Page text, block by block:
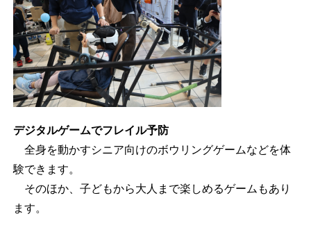
デジタルゲームでフレイル予防
全身を動かすシニア向けのボウリングゲームなどを体
験できます。
そのほか、子どもから大人まで楽しめるゲームもあり
ます。